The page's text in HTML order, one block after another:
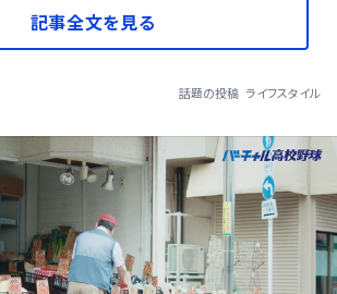
記事全文を見る
話題の投稿 ライフスタイル